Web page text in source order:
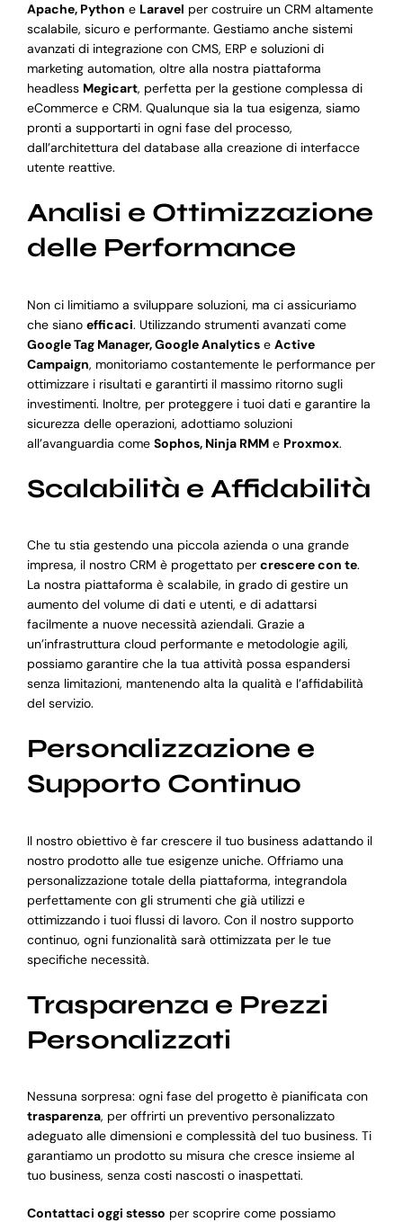
Apache, Python e Laravel per costruire un CRM altamente
scalabile, sicuro e performante. Gestiamo anche sistemi
avanzati di integrazione con CMS, ERP e soluzioni di
marketing automation, oltre alla nostra piattaforma
headless Megicart, perfetta per la gestione complessa di
eCommerce e CRM. Qualunque sia la tua esigenza, siamo
pronti a supportarti in ogni fase del processo,
dall’architettura del database alla creazione di interfacce
utente reattive.
Analisi e Ottimizzazione
delle Performance
Non ci limitiamo a sviluppare soluzioni, ma ci assicuriamo
che siano efficaci. Utilizzando strumenti avanzati come
Google Tag Manager, Google Analyticse Active
Campaign, monitoriamo costantemente le performance per
ottimizzare i risultati e garantirti il massimo ritorno sugli
investimenti. Inoltre, per proteggere i tuoi dati e garantire la
sicurezza delle operazioni, adottiamo soluzioni
all’avanguardia come Sophos, Ninja RMMe Proxmox.
Scalabilità e Affidabilità
Che tu stia gestendo una piccola azienda o una grande
impresa, il nostro CRM è progettato per crescere con te.
La nostra piattaforma è scalabile, in grado di gestire un
aumento del volume di dati e utenti, e di adattarsi
facilmente a nuove necessità aziendali. Grazie a
un’infrastruttura cloud performante e metodologie agili,
possiamo garantire che la tua attività possa espandersi
senza limitazioni, mantenendo alta la qualità e l’affidabilità
del servizio.
Personalizzazione e
Supporto Continuo
Il nostro obiettivo è far crescere il tuo business adattando il
nostro prodotto alle tue esigenze uniche. Offriamo una
personalizzazione totale della piattaforma, integrandola
perfettamente con gli strumenti che già utilizzi e
ottimizzando i tuoi flussi di lavoro. Con il nostro supporto
continuo, ogni funzionalità sarà ottimizzata per le tue
specifiche necessità.
Trasparenza e Prezzi
Personalizzati
Nessuna sorpresa: ogni fase del progetto è pianificata con
trasparenza, per offrirti un preventivo personalizzato
adeguato alle dimensioni e complessità del tuo business. Ti
garantiamo un prodotto su misura che cresce insieme al
tuo business, senza costi nascosti o inaspettati.
Contattaci oggi stesso per scoprire come possiamo